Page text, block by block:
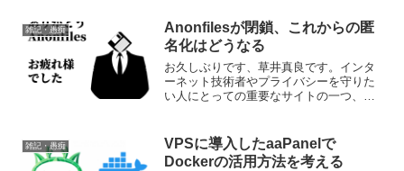
阪の最高気温に応じて値引きをするとい
うセールを行ったので、店...
雑記・愚痴
Anonfilesが閉鎖、これからの匿
名化はどうなる
お久しぶりです、草井真良です。インタ
ーネット技術者やプライバシーを守りた
い人にとっての重要なサイトの一つ、
endlessly for two ...
雑記・愚痴
VPSに導入したaaPanelで
Dockerの活用方法を考える